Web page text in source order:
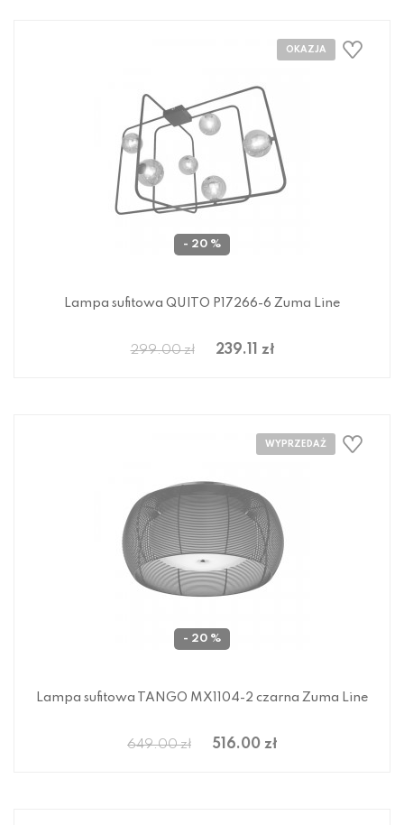
- 20 %
Lampa sufitowa QUITO P17266-6 Zuma Line
299.00 zł 239.11 zł
- 20 %
Lampa sufitowa TANGO MX1104-2 czarna Zuma Line
649.00 zł 516.00 zł